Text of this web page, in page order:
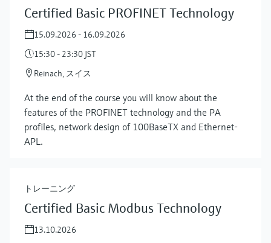
Certified Basic PROFINET Technology
15.09.2026 - 16.09.2026
15:30 - 23:30 JST
Reinach, スイス
At the end of the course you will know about the
features of the PROFINET technology and the PA
profiles, network design of 100BaseTX and Ethernet-
APL.
トレーニング
Certified Basic Modbus Technology
13.10.2026